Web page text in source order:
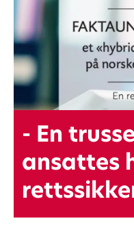
- En
ansattes